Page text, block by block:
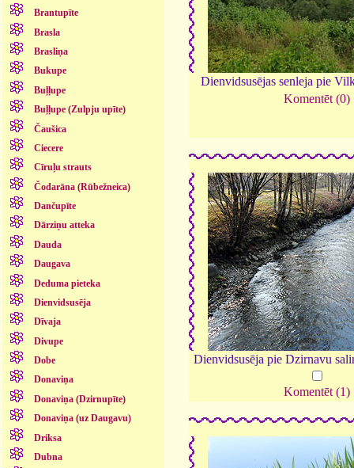
Brantupīte
Brasla
Brasliņa
Bukupe
Buļļupe
Buļļupe (Zulpju upīte)
Čaušica
Ciecere
Cīruļu strauts
Čodarāna (Rūbežneica)
Dančupīte
Dārziņu atteka
Dauda
Daugava
Deduma pieteka
Dienvidsusēja
Dīvaja
Divupe
Dobe
Donaviņa
Donaviņa (Dzirnupīte)
Donaviņa (uz Daugavu)
Driksa
Dubna
Dienvidsusējas senleja pie
Komentēt (0)
Dienvidsusēja pie Dzirnavu
Komentēt (1)